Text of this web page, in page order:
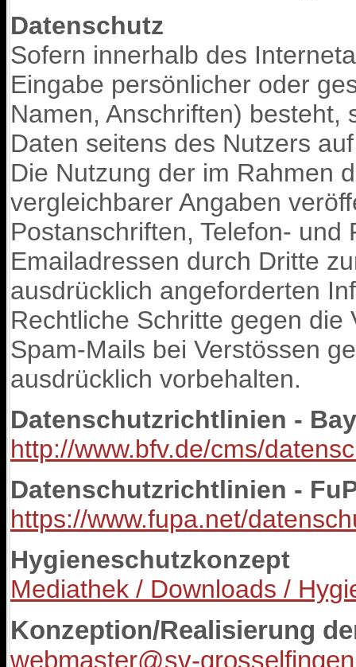
Datenschutz
Sofern innerhalb des
Eingabe persönlicher oder
Namen, Anschriften) besteht,
Daten seitens des Nutzers
Die Nutzung der im Rahmen
vergleichbarer Angaben
Postanschriften, Telefon- und
Emailadressen durch Dritte
ausdrücklich angeforderten
Rechtliche Schritte gegen
Spam-Mails bei Verstössen
ausdrücklich vorbehalten.
Datenschutzrichtlinien -
http://www.bfv.de/cms/
Datenschutzrichtlinien -
https://www.fupa.net/
Hygieneschutzkonzept
Mediathek / Downloads /
Konzeption/Realisierung
webmaster@sv-